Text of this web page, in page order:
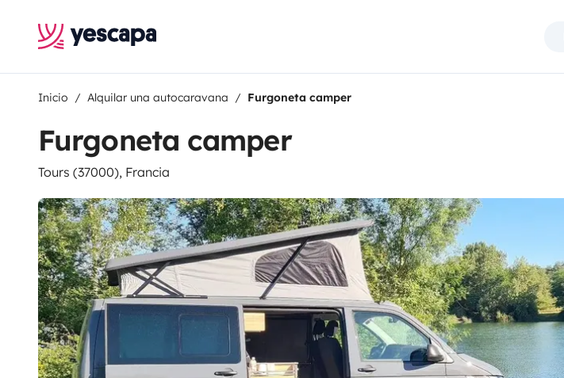
Inicio Alquilar una autocaravana Furgoneta camper
Furgoneta camper
Tours (37000), Francia